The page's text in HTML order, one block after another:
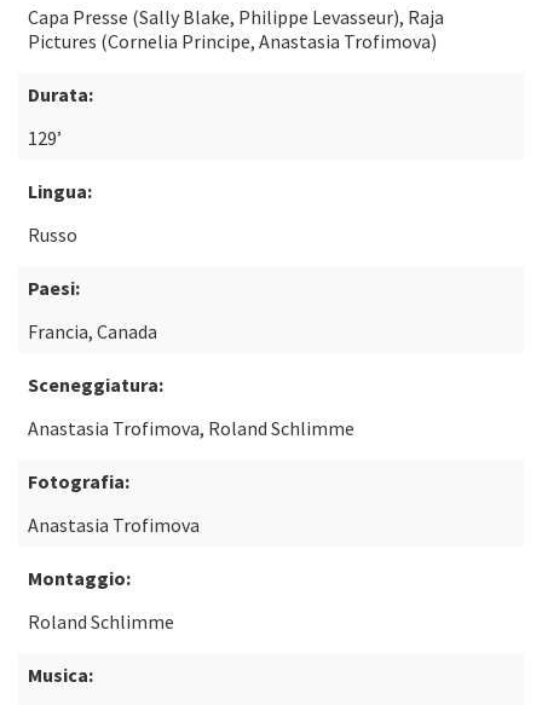
Capa Presse (Sally Blake, Philippe Levasseur), Raja
Pictures (Cornelia Principe, Anastasia Trofimova)
Durata:
129’
Lingua:
Russo
Paesi:
Francia, Canada
Sceneggiatura:
Anastasia Trofimova, Roland Schlimme
Fotografia:
Anastasia Trofimova
Montaggio:
Roland Schlimme
Musica: